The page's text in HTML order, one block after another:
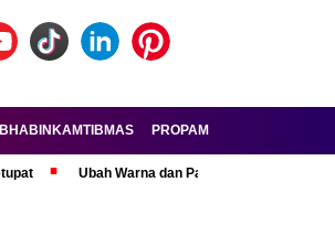
BHABINKAMTIBMAS PROPAM
Ubah Warna dan Pasang Pelat Palsu, Pelaku